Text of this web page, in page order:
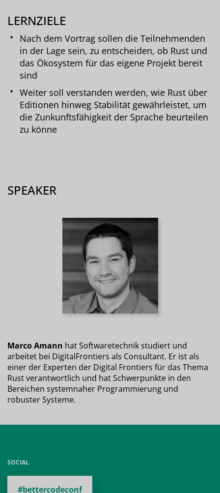
LERNZIELE
Nach dem Vortrag sollen die Teilnehmenden
in der Lage sein, zu entscheiden, ob Rust und
das Ökosystem für das eigene Projekt bereit
sind
Weiter soll verstanden werden, wie Rust über
Editionen hinweg Stabilität gewährleistet, um
die Zunkunftsfähigkeit der Sprache beurteilen
zu könne
SPEAKER
Marco Amann hat Softwaretechnik studiert und
arbeitet bei DigitalFrontiers als Consultant. Er ist als
einer der Experten der Digital Frontiers für das Thema
Rust verantwortlich und hat Schwerpunkte in den
Bereichen systemnaher Programmierung und
robuster Systeme.
SOCIAL
#bettercodeconf